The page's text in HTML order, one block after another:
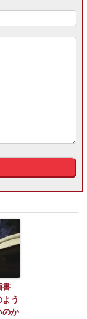
書
よう
のか